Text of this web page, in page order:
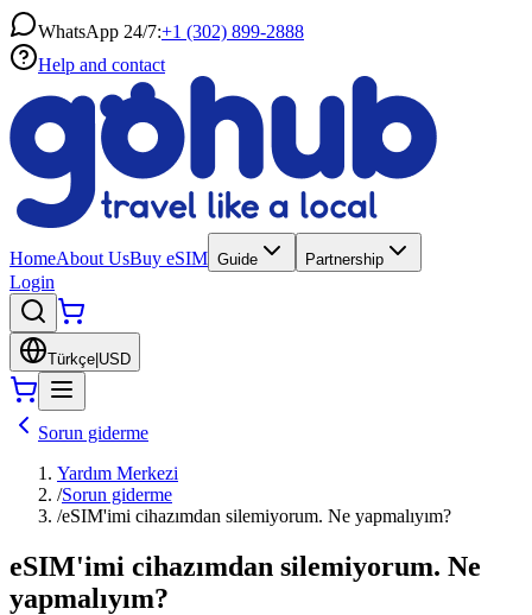
WhatsApp 24/7:+1 (302) 899-2888
Help and contact
HomeAbout UsBuy eSIM Guide Partnership
Login
Türkçe USD
Sorun giderme
Yardım Merkezi
/Sorun giderme
/eSIM'imi cihazımdan silemiyorum. Ne yapmalıyım?
eSIM'imi cihazımdan silemiyorum. Ne
yapmalıyım?